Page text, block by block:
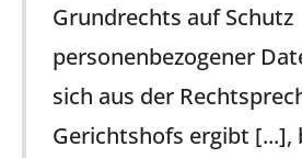
Grundrechts auf Schutz
personenbezogener
sich aus der
Gerichtshofs ergibt [...],